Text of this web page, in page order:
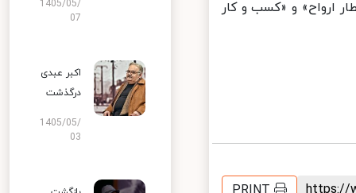
ارواح» و «کسب و کار
1405/05/
07
اکبر عبدی
درگذشت
1405/05/
03